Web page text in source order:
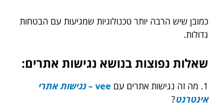
כמובן שיש הרבה יותר טכנולוגיות שמגיעות עם הבטחות
גדולות.
שאלות נפוצות בנושא נגישות אתרים:
1. מה זה נגישות אתרים עם vee –
נגישות אתרי
אינטרנט?